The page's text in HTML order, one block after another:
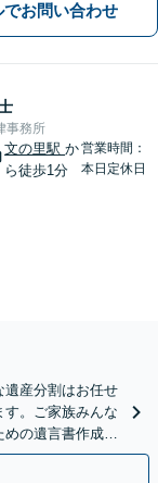
でお問い合わせ
事務所
文の里駅か
ら徒歩1分
営業時間：
本日定休日
遺産分割はお任せ
す。ご家族みんな
の遺言書作成も